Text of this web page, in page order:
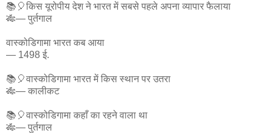
📚🎈किस यूरोपीय देश ने भारत में सबसे पहले अपना व्यापार फैलाया
🎋— पुर्तगाल
वास्कोडिगामा भारत कब आया
— 1498 ई.
📚🎈वास्कोडिगामा भारत में किस स्थान पर उतरा
🎋— कालीकट
📚🎈वास्कोडिगामा कहाँ का रहने वाला था
🎋— पुर्तगाल